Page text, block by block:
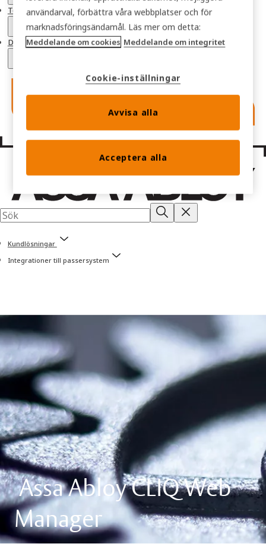
Teknisk Support
Dokument och Video
Kundlösningar
Integrationer till passersystem
Assa Abloy CLIQ Web
Manager
användarval, förbättra våra webbplatser och för
marknadsföringsändamål. Läs mer om detta:
Meddelande om cookies Meddelande om integritet
Cookie-inställningar
Avvisa alla
Acceptera alla